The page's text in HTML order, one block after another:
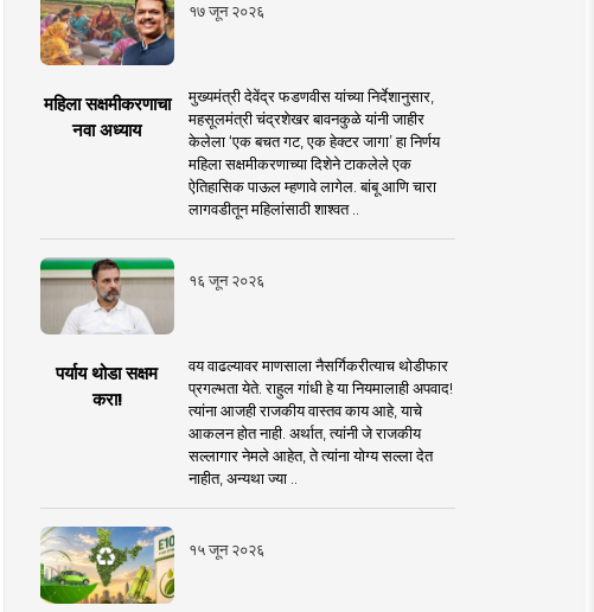
१७ जून २०२६
महिला सक्षमीकरणाचा
नवा अध्याय
मुख्यमंत्री देवेंद्र फडणवीस यांच्या निर्देशानुसार,
महसूलमंत्री चंद्रशेखर बावनकुळे यांनी जाहीर
केलेला ‘एक बचत गट, एक हेक्टर जागा’ हा निर्णय
महिला सक्षमीकरणाच्या दिशेने टाकलेले एक
ऐतिहासिक पाऊल म्हणावे लागेल. बांबू आणि चारा
लागवडीतून महिलांसाठी शाश्वत ..
१६ जून २०२६
पर्याय थोडा सक्षम
करा!
वय वाढल्यावर माणसाला नैसर्गिकरीत्याच थोडीफार
प्रगल्भता येते. राहुल गांधी हे या नियमालाही अपवाद!
त्यांना आजही राजकीय वास्तव काय आहे, याचे
आकलन होत नाही. अर्थात, त्यांनी जे राजकीय
सल्लागार नेमले आहेत, ते त्यांना योग्य सल्ला देत
नाहीत, अन्यथा ज्या ..
१५ जून २०२६